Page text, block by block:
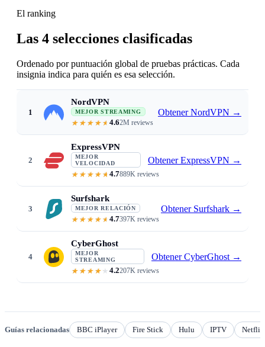
El ranking
Las 4 selecciones clasificadas
Ordenado por puntuación global de pruebas prácticas. Cada
insignia indica para quién es esa selección.
1
NordVPN
MEJOR STREAMING
4.62M reviews
Obtener NordVPN →
2
ExpressVPN
MEJOR
VELOCIDAD
4.7889K reviews
Obtener ExpressVPN →
3
Surfshark
MEJOR RELACIÓN
4.7397K reviews
Obtener Surfshark →
4
CyberGhost
MEJOR
STREAMING
4.2207K reviews
Obtener CyberGhost →
Guías relacionadas BBC iPlayer Fire Stick Hulu IPTV Netflix